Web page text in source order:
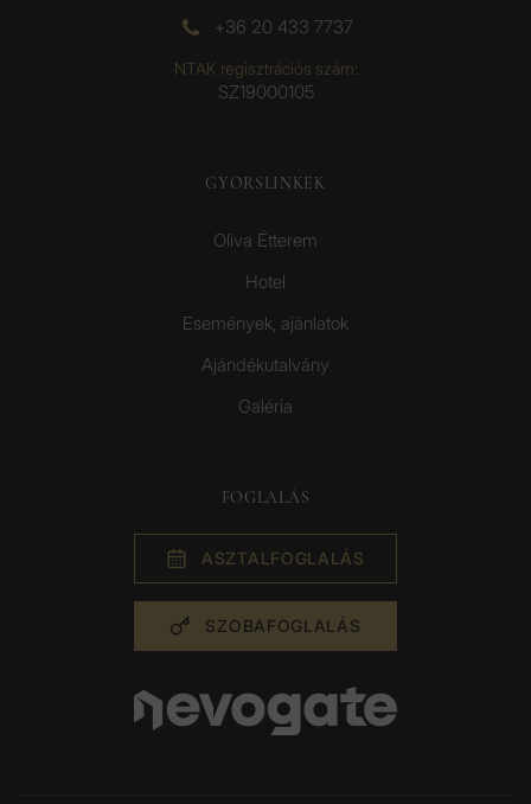
+36 20 433 7737
NTAK regisztrációs szám:
SZ19000105
GYORSLINKEK
Oliva Étterem
Hotel
Események, ajánlatok
Ajándékutalvány
Galéria
FOGLALÁS
ASZTAL­FOGLALÁS
SZOBA­FOGLALÁS